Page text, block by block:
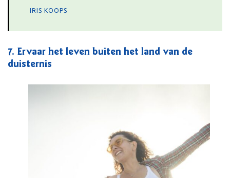
IRIS KOOPS
7. Ervaar het leven buiten het land van de
duisternis